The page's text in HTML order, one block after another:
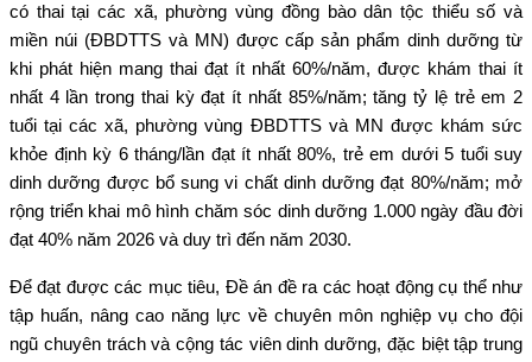
có thai tại các xã, phường vùng đồng bào dân tộc thiểu số và
miền núi (ĐBDTTS và MN) được cấp sản phẩm dinh dưỡng từ
khi phát hiện mang thai đạt ít nhất 60%/năm, được khám thai ít
nhất 4 lần trong thai kỳ đạt ít nhất 85%/năm; tăng tỷ lệ trẻ em 2
tuổi tại các xã, phường vùng ĐBDTTS và MN được khám sức
khỏe định kỳ 6 tháng/lần đạt ít nhất 80%, trẻ em dưới 5 tuổi suy
dinh dưỡng được bổ sung vi chất dinh dưỡng đạt 80%/năm; mở
rộng triển khai mô hình chăm sóc dinh dưỡng 1.000 ngày đầu đời
đạt 40% năm 2026 và duy trì đến năm 2030.
Để đạt được các mục tiêu, Đề án đề ra các hoạt động cụ thể như
tập huấn, nâng cao năng lực về chuyên môn nghiệp vụ cho đội
ngũ chuyên trách và cộng tác viên dinh dưỡng, đặc biệt tập trung